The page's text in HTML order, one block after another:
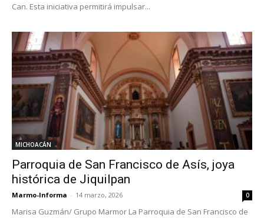
Can. Esta iniciativa permitirá impulsar...
MICHOACÁN
Parroquia de San Francisco de Asís, joya
histórica de Jiquilpan
Marmo-Informa - 14 marzo, 2026 0
Marisa Guzmán/ Grupo Marmor La Parroquia de San Francisco de